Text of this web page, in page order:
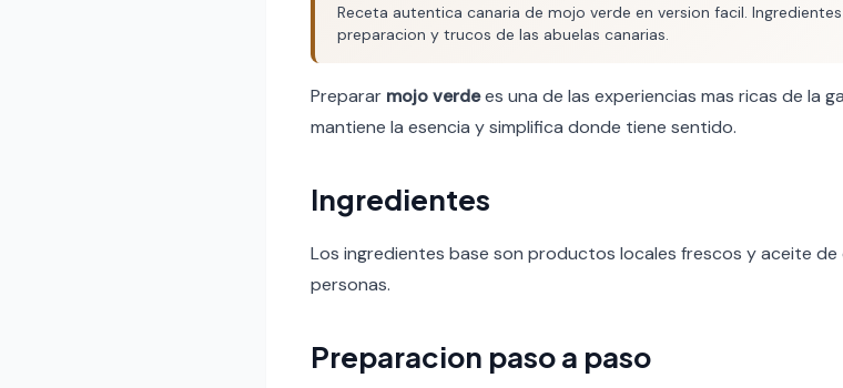
Receta autentica canaria de mojo verde en version facil.
preparacion y trucos de las abuelas canarias.
Preparar mojo verdees una de las experiencias mas ricas de la
mantiene la esencia y simplifica donde tiene sentido.
Ingredientes
Los ingredientes base son productos locales frescos y aceite
personas.
Preparacion paso a paso